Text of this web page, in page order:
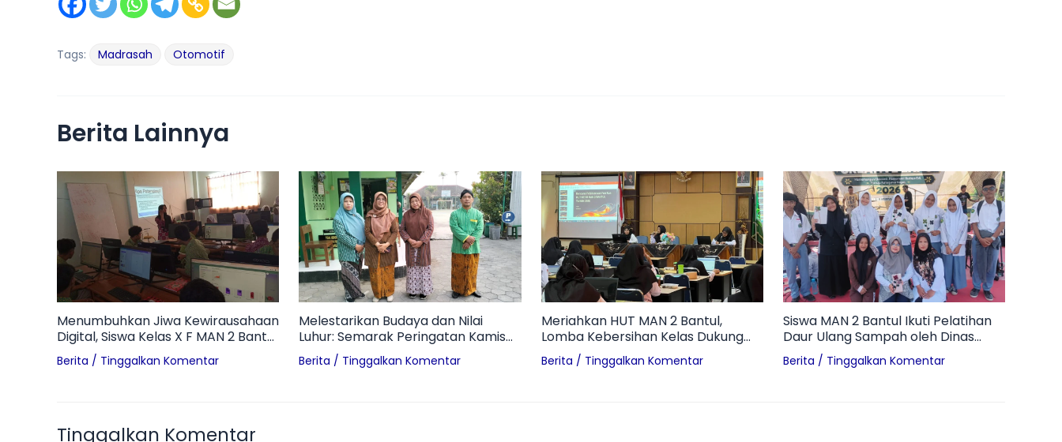
Tags: Madrasah Otomotif
Berita Lainnya
Menumbuhkan Jiwa Kewirausahaan
Digital, Siswa Kelas X F MAN 2 Bantul
Pelajari Profil Technopreneur dan
Tantangan Branding UMKM
Berita / Tinggalkan Komentar
Melestarikan Budaya dan Nilai
Luhur: Semarak Peringatan Kamis
Pon di MAN 2 Bantul
Berita / Tinggalkan Komentar
Meriahkan HUT MAN 2 Bantul,
Lomba Kebersihan Kelas Dukung
Terwujudnya Madrasah Adiwiyata
Berita / Tinggalkan Komentar
Siswa MAN 2 Bantul Ikuti Pelatihan
Daur Ulang Sampah oleh Dinas
Lingkungan Hidup Kabupaten
Bantul
Berita / Tinggalkan Komentar
Tinggalkan Komentar